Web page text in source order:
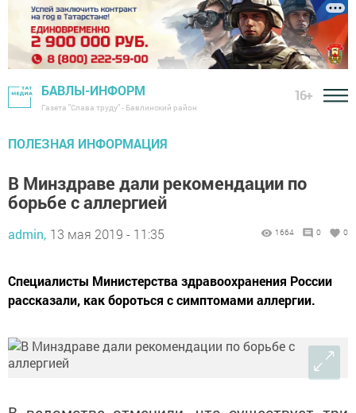
БАВЛЫ-ИНФОРМ
Газета "Слава труду" - Бавлинский район
16+
ПОЛЕЗНАЯ ИНФОРМАЦИЯ
В Минздраве дали рекомендации по
борьбе с аллергией
admin, 13 мая 2019 - 11:35 1664 0 0
Специалисты Министерства здравоохранения России
рассказали, как бороться с симптомами аллергии.